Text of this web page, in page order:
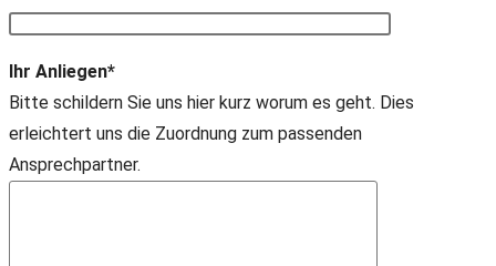
Ihr Anliegen*
Bitte schildern Sie uns hier kurz worum es geht. Dies
erleichtert uns die Zuordnung zum passenden
Ansprechpartner.